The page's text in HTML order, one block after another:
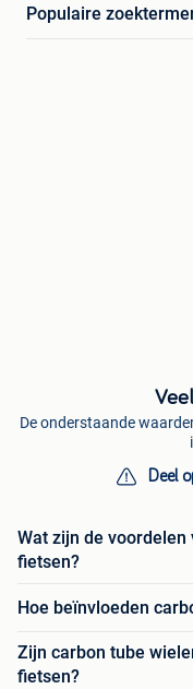
Populaire
De onderstaande
Deel
Wat zijn de
fietsen?
Hoe beïnvloeden
Zijn carbon tube
fietsen?